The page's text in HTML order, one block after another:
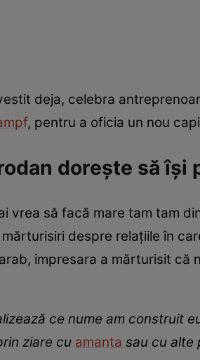
deja, celebra
, pentru a oficia un nou
dorește să își
vrea să facă mare tam tam
despre relațiile în
impresara a mărturisit că
ce nume am construit
ziare cu amanta sau cu alte